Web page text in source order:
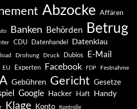
Abzocke Affären
Banken Behörden Betrug
CDU Datenhandel Datenklau
Drohung Druck Dubios E-Mail
EU Experten Facebook FDP Festnahme
Gebühren Gericht Gesetze
Google Hacker Haft Handy
Klage Konto Kontrolle